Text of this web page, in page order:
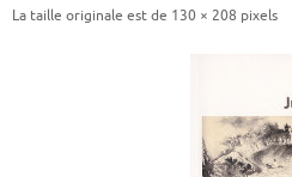
La taille originale est de 130 × 208 pixels